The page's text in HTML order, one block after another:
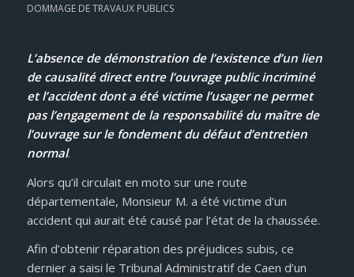
DOMMAGE DE TRAVAUX PUBLICS
L’absence de démonstration de l’existence d’un lien
de causalité direct entre l’ouvrage public incriminé
et l’accident dont a été victime l’usager ne permet
pas l’engagement de la responsabilité du maître de
l’ouvrage sur le fondement du défaut d’entretien
normal.
Alors qu’il circulait en moto sur une route
départementale, Monsieur M. a été victime d’un
accident qui aurait été causé par l’état de la chaussée.
Afin d’obtenir réparation des préjudices subis, ce
dernier a saisi le Tribunal Administratif de Caen d’un